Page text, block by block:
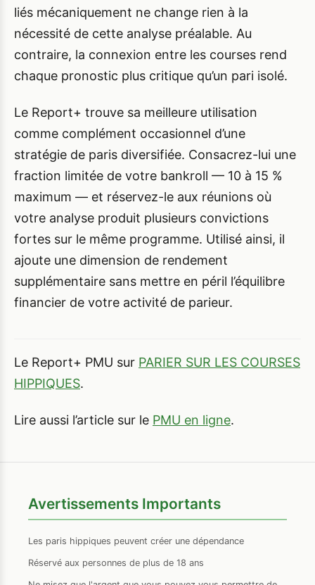
liés mécaniquement ne change rien à la
nécessité de cette analyse préalable. Au
contraire, la connexion entre les courses rend
chaque pronostic plus critique qu’un pari isolé.
Le Report+ trouve sa meilleure utilisation
comme complément occasionnel d’une
stratégie de paris diversifiée. Consacrez-lui une
fraction limitée de votre bankroll — 10 à 15 %
maximum — et réservez-le aux réunions où
votre analyse produit plusieurs convictions
fortes sur le même programme. Utilisé ainsi, il
ajoute une dimension de rendement
supplémentaire sans mettre en péril l’équilibre
financier de votre activité de parieur.
Le Report+ PMU sur PARIER SUR LES COURSES
HIPPIQUES.
Lire aussi l’article sur le PMU en ligne.
Avertissements Importants
Les paris hippiques peuvent créer une dépendance
Réservé aux personnes de plus de 18 ans